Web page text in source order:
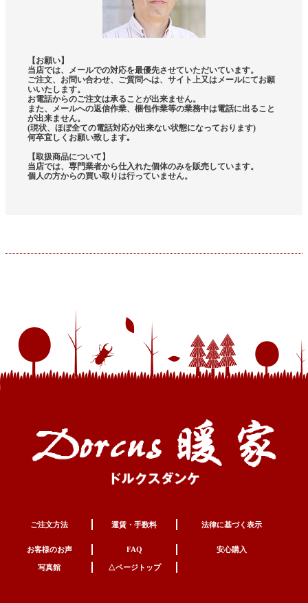
【お願い】
当店では、メールでの対応を最優先させていただいています。
ご注文、お問い合わせ、ご質問へは、サイト上又はメールにてお願
いいたします。
お電話からのご注文は承ることが出来ません。
また、メールへの返信作業、梱包作業等の業務中は電話に出ること
が出来ません。
(現状、ほぼ全ての電話対応が出来ない状態になっております)
何卒宜しくお願い致します｡
【取扱商品について】
当店では、専門業者から仕入れた個体のみを販売しています。
個人の方からの買い取りは行っていません。
ご注文方法 運賃・手数料 法律に基づく表示
お客様のお声 FAQ 安心購入
写真館 △ページトップ